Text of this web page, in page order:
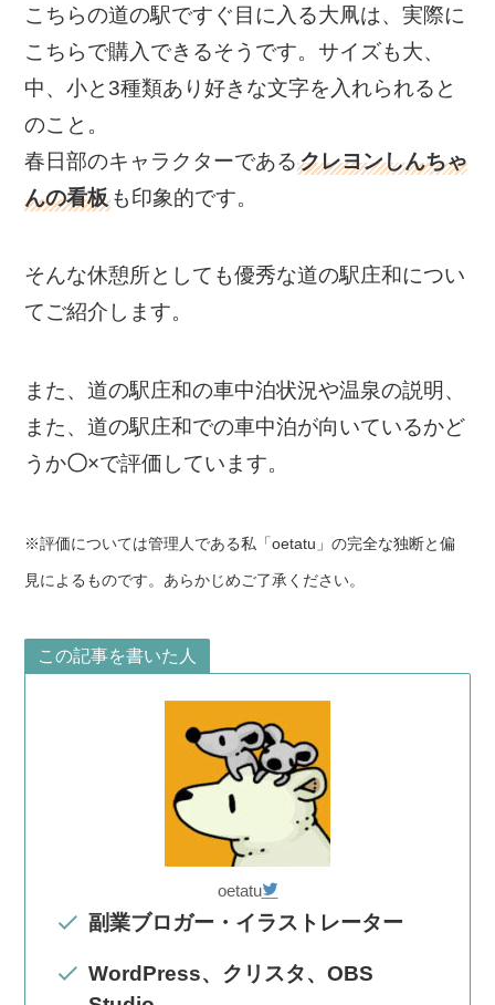
こちらの道の駅ですぐ目に入る大凧は、実際に
こちらで購入できるそうです。サイズも大、
中、小と3種類あり好きな文字を入れられると
のこと。
春日部のキャラクターであるクレヨンしんちゃ
んの看板 も印象的です。
そんな休憩所としても優秀な道の駅庄和につい
てご紹介します。
また、道の駅庄和の車中泊状況や温泉の説明、
また、道の駅庄和での車中泊が向いているかど
うか〇×で評価しています。
※評価については管理人である私「oetatu」の完全な独断と偏
見によるものです。あらかじめご了承ください。
この記事を書いた人
oetatu
副業ブロガー・イラストレーター
WordPress、クリスタ、OBS